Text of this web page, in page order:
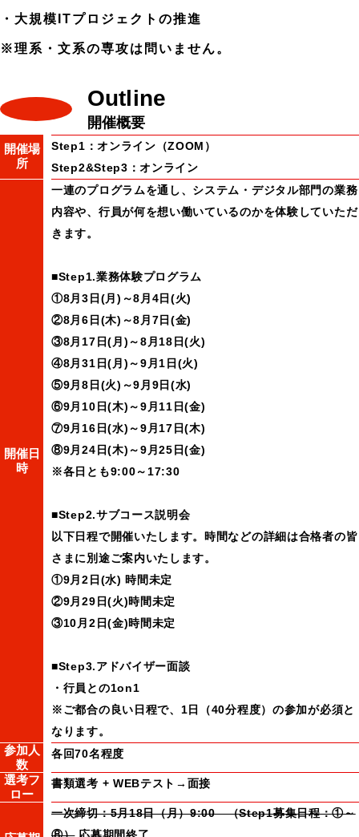
・大規模ITプロジェクトの推進
※理系・文系の専攻は問いません。
Outline
開催概要
開催場
所
Step1：オンライン（ZOOM）
Step2&Step3：オンライン
開催日
時
一連のプログラムを通し、システム・デジタル部門の業務
内容や、行員が何を想い働いているのかを体験していただ
きます。
■Step1.業務体験プログラム
①8月3日(月)～8月4日(火)
②8月6日(木)～8月7日(金)
③8月17日(月)～8月18日(火)
④8月31日(月)～9月1日(火)
⑤9月8日(火)～9月9日(水)
⑥9月10日(木)～9月11日(金)
⑦9月16日(水)～9月17日(木)
⑧9月24日(木)～9月25日(金)
※各日とも9:00～17:30
■Step2.サブコース説明会
以下日程で開催いたします。時間などの詳細は合格者の皆
さまに別途ご案内いたします。
①9月2日(水) 時間未定
②9月29日(火)時間未定
③10月2日(金)時間未定
■Step3.アドバイザー面談
・行員との1on1
※ご都合の良い日程で、1日（40分程度）の参加が必須と
なります。
参加人
数
各回70名程度
選考フ
ロー
書類選考 + WEBテスト→面接
一次締切：5月18日（月）9:00 （Step1募集日程：①～
⑧） 応募期間終了